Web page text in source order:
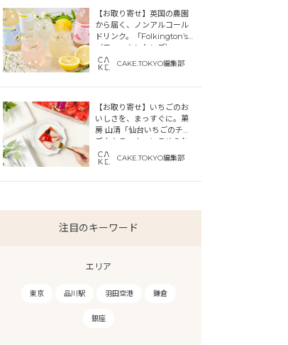
【お取り寄せ】英国の農園
から届く、ノンアルコール
ドリンク。「Folkington’s
（フォーキントンズ）」
CAKE.TOKYO編集部
【お取り寄せ】いちごのお
いしさを、まっすぐに。菓
房 山清「仙台いちごのチー
ズカタラーナ」にこめられ
た宮城への想い
CAKE.TOKYO編集部
注目のキーワード
エリア
東京 品川駅 羽田空港 鎌倉
銀座